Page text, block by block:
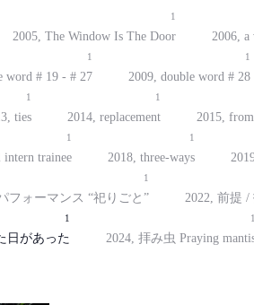
1
2005, The Window Is The Door 2006,
1
word # 19 - # 27
1
2009, double word # 28
1
ties
1
2014, replacement 2015,
1
intern trainee
1
2018, three-ways
1
フォーマンス “祀りごと” 2022, 前提 /
1
日があった
1
2024, 拝み虫 Praying